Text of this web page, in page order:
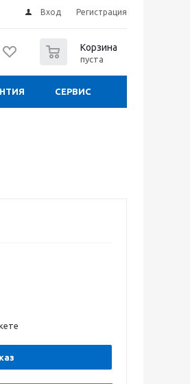
Вход Регистрация
Корзина
пуста
СЕРВИС